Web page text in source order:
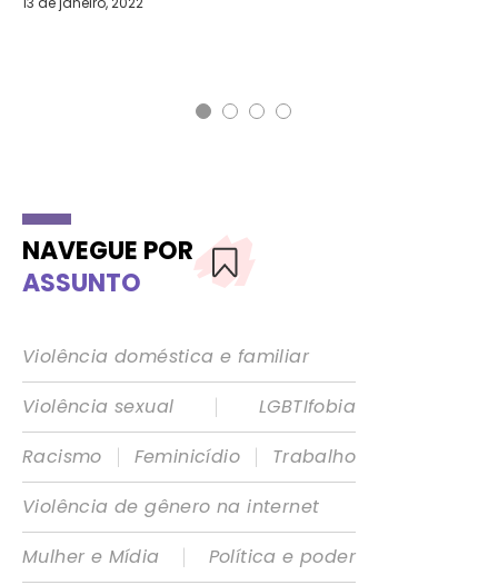
NAVEGUE POR
ASSUNTO
Violência doméstica e familiar
Violência sexual
|
LGBTIfobia
Racismo
| Feminicídio |
Trabalho
Violência de gênero na internet
Mulher e Mídia
|
Política e poder